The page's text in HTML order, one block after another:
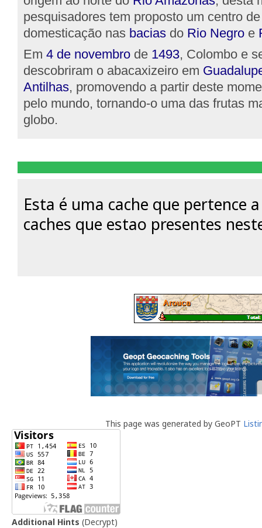
pesquisadores tem proposto um centro
domesticação nas bacias do Rio Negro e
Em 4 de novembro de 1493, Colombo e
descobriram o abacaxizeiro em
Antilhas, promovendo a partir deste
pelo mundo, tornando-o uma das frutas
globo.
Esta é uma cache que pertence
caches que estao presentes
This page was generated by GeoPT
Additional Hints (Decrypt)